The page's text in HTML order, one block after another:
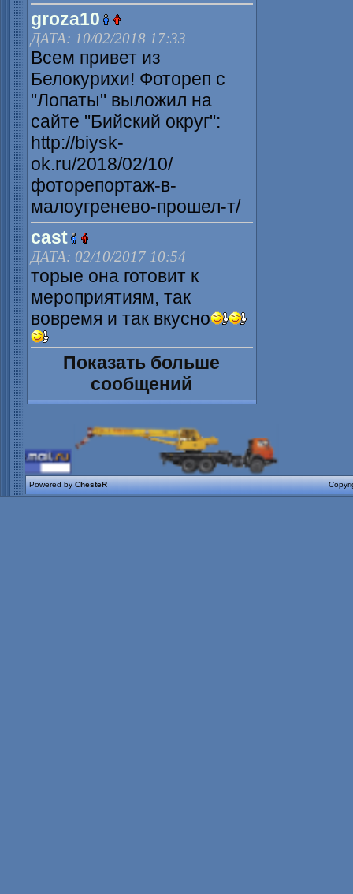
groza10
ДАТА: 10/02/2018 17:33
Всем привет из
Белокурихи! Фотореп с
"Лопаты" выложил на
сайте "Бийский округ":
http://biysk-
ok.ru/2018/02/10/
фоторепортаж-в-
малоугренево-прошел-т/
cast
ДАТА: 02/10/2017 10:54
торые она готовит к
мероприятиям, так
вовремя и так вкусно
Показать больше
сообщений
Powered byChesteR